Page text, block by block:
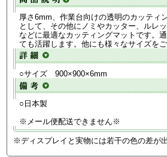
厚さ6mm、作業台向けの透明のカッティ
として、その他にノミやカッター、ルレ
などに最適なカッティングマットです。
ても活躍します。他にも様々なサイズをご
○サイズ 900×900×6mm
○日本製
※メール便配送できません※
※ディスプレイと実物には若干の色の差が